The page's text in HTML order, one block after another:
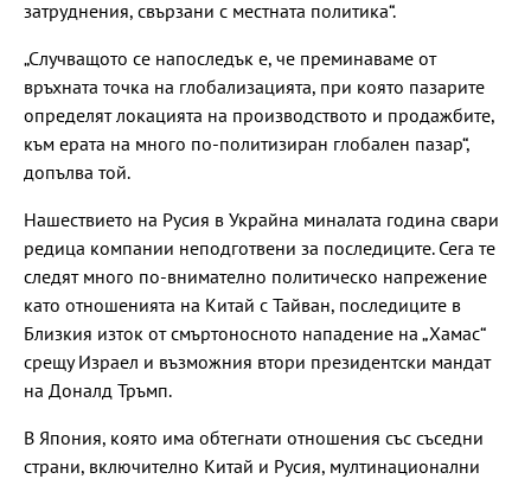
затруднения, свързани с местната политика“.
„Случващото се напоследък е, че преминаваме от
връхната точка на глобализацията, при която пазарите
определят локацията на производството и продажбите,
към ерата на много по-политизиран глобален пазар“,
допълва той.
Нашествието на Русия в Украйна миналата година свари
редица компании неподготвени за последиците. Сега те
следят много по-внимателно политическо напрежение
като отношенията на Китай с Тайван, последиците в
Близкия изток от смъртоносното нападение на „Хамас“
срещу Израел и възможния втори президентски мандат
на Доналд Тръмп.
В Япония, която има обтегнати отношения със съседни
страни, включително Китай и Русия, мултинационални